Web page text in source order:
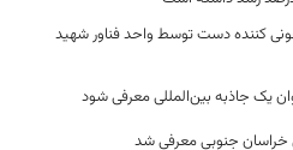
کننده دست توسط واحد فناور شهید
یک جاذبه بین‌المللی معرفی شود
خراسان جنوبی معرفی شد